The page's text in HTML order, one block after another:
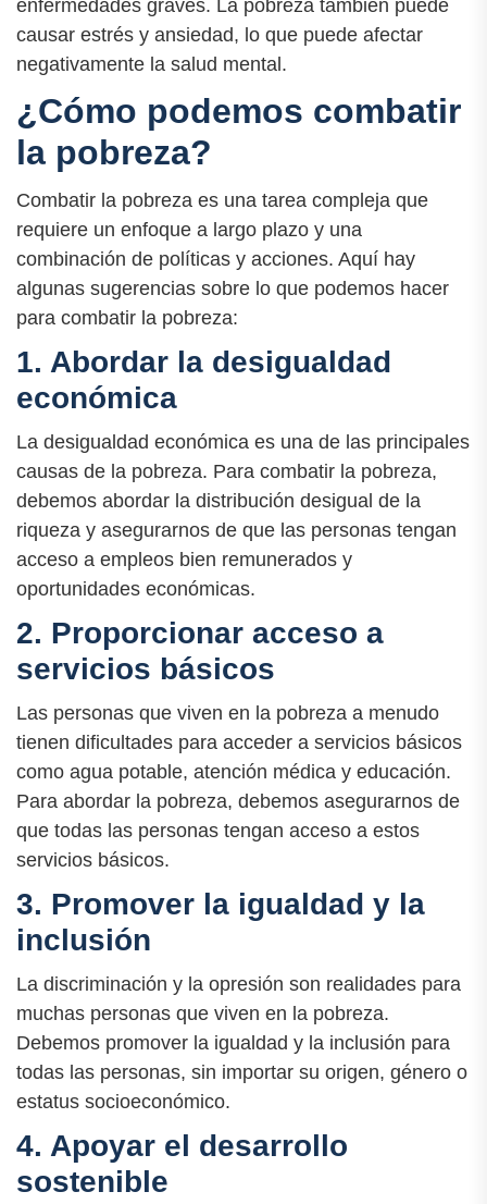
enfermedades graves. La pobreza también puede
causar estrés y ansiedad, lo que puede afectar
negativamente la salud mental.
¿Cómo podemos combatir
la pobreza?
Combatir la pobreza es una tarea compleja que
requiere un enfoque a largo plazo y una
combinación de políticas y acciones. Aquí hay
algunas sugerencias sobre lo que podemos hacer
para combatir la pobreza:
1. Abordar la desigualdad
económica
La desigualdad económica es una de las principales
causas de la pobreza. Para combatir la pobreza,
debemos abordar la distribución desigual de la
riqueza y asegurarnos de que las personas tengan
acceso a empleos bien remunerados y
oportunidades económicas.
2. Proporcionar acceso a
servicios básicos
Las personas que viven en la pobreza a menudo
tienen dificultades para acceder a servicios básicos
como agua potable, atención médica y educación.
Para abordar la pobreza, debemos asegurarnos de
que todas las personas tengan acceso a estos
servicios básicos.
3. Promover la igualdad y la
inclusión
La discriminación y la opresión son realidades para
muchas personas que viven en la pobreza.
Debemos promover la igualdad y la inclusión para
todas las personas, sin importar su origen, género o
estatus socioeconómico.
4. Apoyar el desarrollo
sostenible